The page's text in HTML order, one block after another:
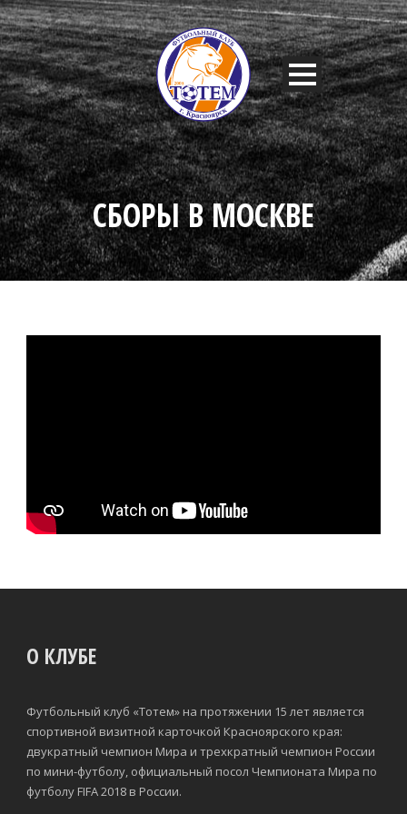
СБОРЫ В МОСКВЕ
О КЛУБЕ
Футбольный клуб «Тотем» на протяжении 15 лет является
спортивной визитной карточкой Красноярского края:
двукратный чемпион Мира и трехкратный чемпион России
по мини-футболу, официальный посол Чемпионата Мира по
футболу FIFA 2018 в России.